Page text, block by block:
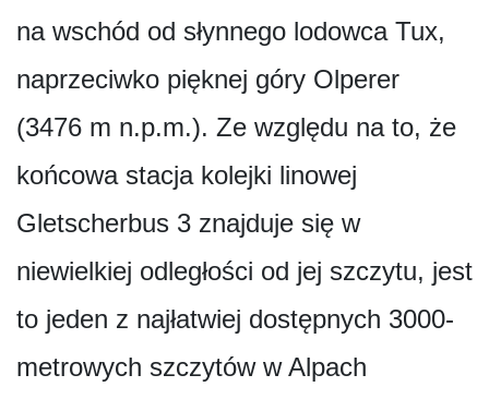
na wschód od słynnego lodowca Tux,
naprzeciwko pięknej góry Olperer
(3476 m n.p.m.). Ze względu na to, że
końcowa stacja kolejki linowej
Gletscherbus 3 znajduje się w
niewielkiej odległości od jej szczytu, jest
to jeden z najłatwiej dostępnych 3000-
metrowych szczytów w Alpach